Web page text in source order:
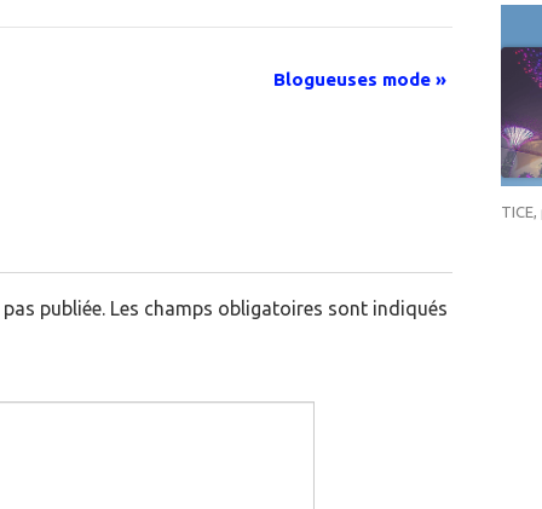
Blogueuses mode »
publiée. Les champs obligatoires sont indiqués
TICE,